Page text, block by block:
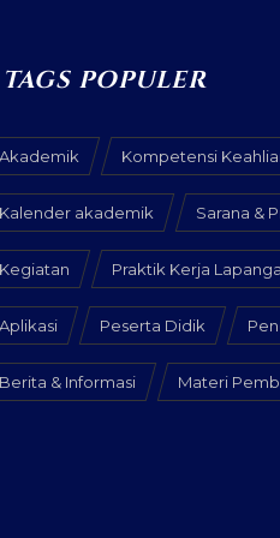
TAGS POPULER
Kompetensi
akademik Sarana &
Praktik Kerja
Peserta Didik
& Informasi Materi